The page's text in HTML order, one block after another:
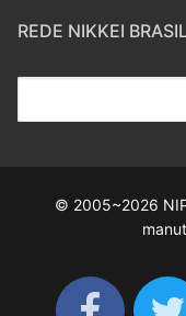
REDE NIKKEI BRASIL
© 2005~2026